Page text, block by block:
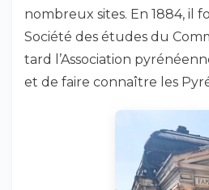
nombreux sites. En 1884, il
Société des études du
tard l’Association
et de faire connaître les